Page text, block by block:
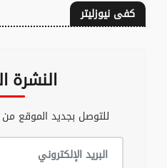
كفى نيوزليتر
النشرة
للتوصل بجديد الموقع